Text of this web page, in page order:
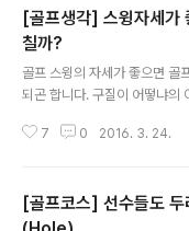
[골프생각] 스윙자세가
칠까?
골프 스윙의 자세가 좋으면 골
되곤 합니다. 구질이 어떻냐의
윙 자세는 구질에 직접적인 영
있는 걸까요? 스윙의 폼과 골
각해 보았습니다. 스윙 자세와
7 0 2016. 3. 24.
[골프코스] 선수들도 두